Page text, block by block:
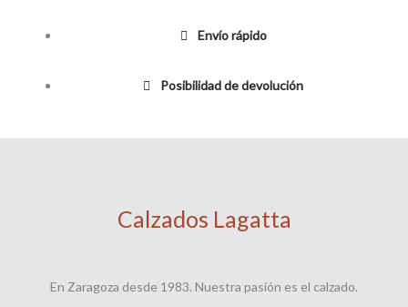
Envío rápido
Posibilidad de devolución
Calzados Lagatta
En Zaragoza desde 1983. Nuestra pasión es el calzado.